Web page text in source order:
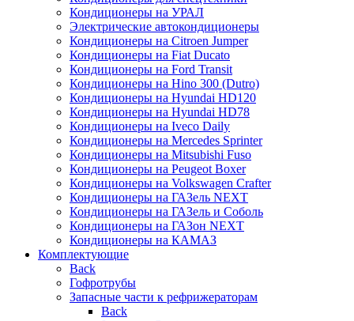
Кондиционеры на УРАЛ
Электрические автокондиционеры
Кондиционеры на Citroen Jumper
Кондиционеры на Fiat Ducato
Кондиционеры на Ford Transit
Кондиционеры на Hino 300 (Dutro)
Кондиционеры на Hyundai HD120
Кондиционеры на Hyundai HD78
Кондиционеры на Iveco Daily
Кондиционеры на Mercedes Sprinter
Кондиционеры на Mitsubishi Fuso
Кондиционеры на Peugeot Boxer
Кондиционеры на Volkswagen Crafter
Кондиционеры на ГАЗель NEXT
Кондиционеры на ГАЗель и Соболь
Кондиционеры на ГАЗон NEXT
Кондиционеры на КАМАЗ
Комплектующие
Back
Гофротрубы
Запасные части к рефрижераторам
Back